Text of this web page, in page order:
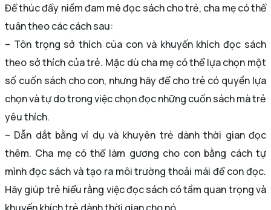
Để thúc đẩy niềm đam mê đọc sách cho trẻ, cha mẹ có thể
tuân theo các cách sau:
– Tôn trọng sở thích của con và khuyến khích đọc sách
theo sở thích của trẻ. Mặc dù cha mẹ có thể lựa chọn một
số cuốn sách cho con, nhưng hãy để cho trẻ có quyền lựa
chọn và tự do trong việc chọn đọc những cuốn sách mà trẻ
yêu thích.
– Dẫn dắt bằng ví dụ và khuyên trẻ dành thời gian đọc
thêm. Cha mẹ có thể làm gương cho con bằng cách tự
mình đọc sách và tạo ra môi trường thoải mái để con đọc.
Hãy giúp trẻ hiểu rằng việc đọc sách có tầm quan trọng và